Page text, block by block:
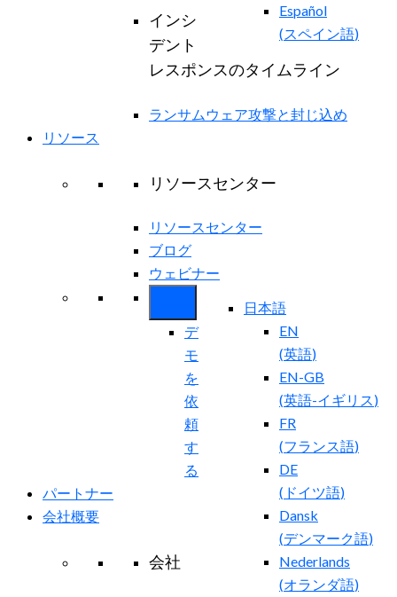
Español
(スペイン語)
インシ
デント
レスポンスのタイムライン
ランサムウェア攻撃と封じ込め
リソース
リソースセンター
リソースセンター
ブログ
ウェビナー
日本語
EN
(英語)
EN-GB
(英語-イギリス)
FR
(フランス語)
DE
( ドイツ語)
Dansk
(デンマーク語)
Nederlands
(オランダ語)
デ
モ
を
依
頼
す
る
パートナー
会社概要
会社